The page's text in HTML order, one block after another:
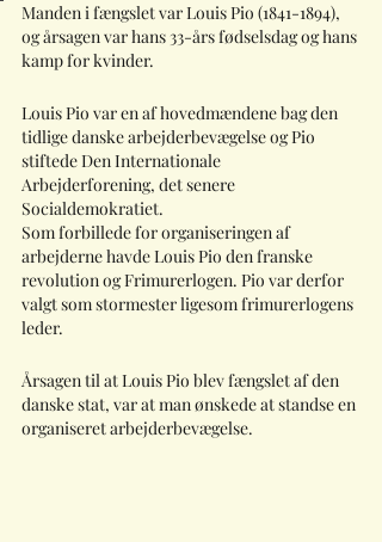
Manden i fængslet var Louis Pio (1841-1894),
og årsagen var hans 33-års fødselsdag og hans
kamp for kvinder.
Louis Pio var en af hovedmændene bag den
tidlige danske arbejderbevægelse og Pio
stiftede Den Internationale
Arbejderforening, det senere
Socialdemokratiet.
Som forbillede for organiseringen af
arbejderne havde Louis Pio den franske
revolution og Frimurerlogen. Pio var derfor
valgt som stormester ligesom frimurerlogens
leder.
Årsagen til at Louis Pio blev fængslet af den
danske stat, var at man ønskede at standse en
organiseret arbejderbevægelse.